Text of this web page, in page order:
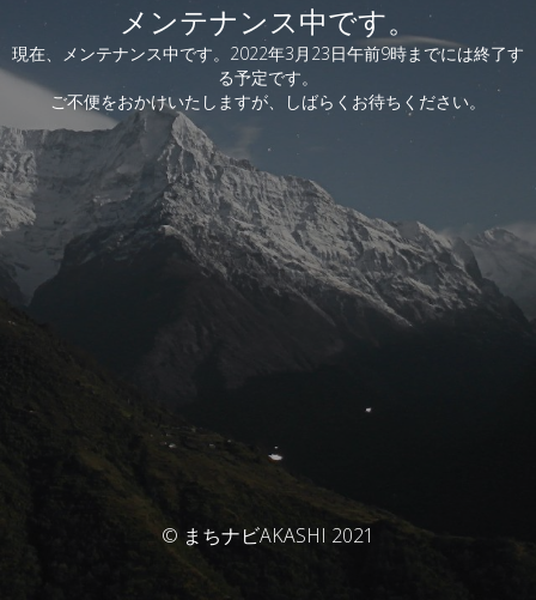
メンテナンス中です。
現在、メンテナンス中です。2022年3月23日午前9時までには終了す
る予定です。
ご不便をおかけいたしますが、しばらくお待ちください。
© まちナビAKASHI 2021